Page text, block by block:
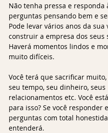
Não tenha pressa e responda
perguntas pensando bem e
Pode levar vários anos da sua
construir a empresa dos seus
Haverá momentos lindos e
muito difíceis.
Você terá que sacrificar
seu tempo, seu dinheiro, seus
relacionamentos etc. Você
para isso? Se você responder
perguntas com total
entenderá.